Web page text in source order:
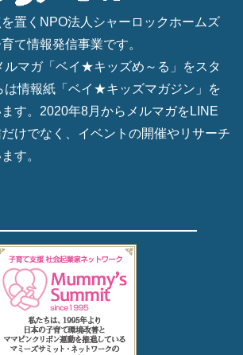
置くNPO法人シャーロックホームズ
て情報発信事業です。
ルマガ「ベイ★キッズめ～る」をスタ
は情報紙「ベイ★キッズマガジン」を
す。2020年8月からメルマガをLINE
けでなく、イベントの開催やリサーチ
す。